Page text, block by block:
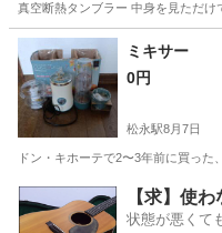
真空断熱タンブラー 中身を見ただ
広島 廿日市市 宮島ボート
ミキサー
0円
松永駅8月7日
ドン・キホーテで2〜3年前に買っ
広島 福山市 松永駅 キ
【求】使
状態が悪くて